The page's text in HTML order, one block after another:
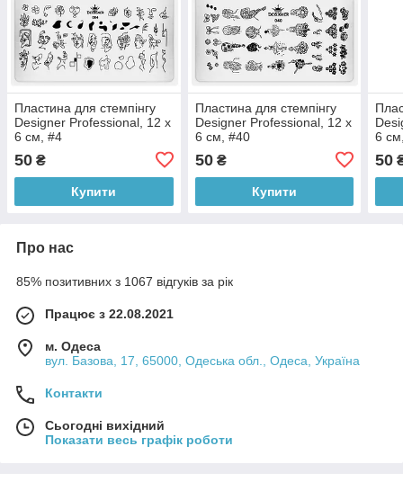
Пластина для стемпінгу
Designer Professional, 12 х
6 см, #4
50 ₴
Купити
Пластина для стемпінгу
Designer Professional, 12 х
6 см, #40
50₴
Купити
6
50
Про нас
85% позитивних з 1067 відгуків за рік
Працює з 22.08.2021
м. Одеса
вул. Базова, 17, 65000, Одеська обл., Одеса, Україна
Контакти
Сьогодні вихідний
Показати весь графік роботи